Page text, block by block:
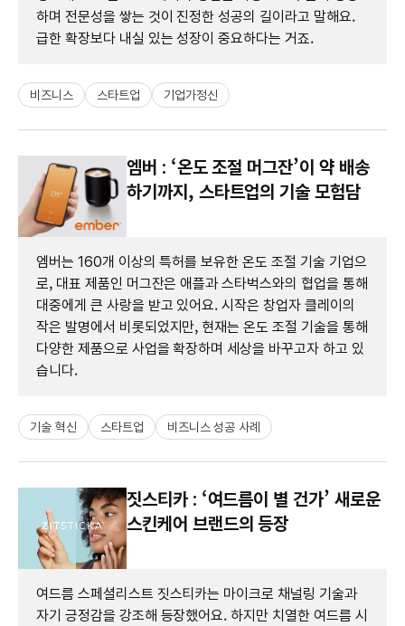
하며 전문성을 쌓는 것이 진정한 성공의 길이라고 말해요.
급한 확장보다 내실 있는 성장이 중요하다는 거죠.
비즈니스 스타트업 기업가정신
엠버 : ‘온도 조절 머그잔’이 약 배송
하기까지, 스타트업의 기술 모험담
엠버는 160개 이상의 특허를 보유한 온도 조절 기술 기업으
로, 대표 제품인 머그잔은 애플과 스타벅스와의 협업을 통해
대중에게 큰 사랑을 받고 있어요. 시작은 창업자 클레이의
작은 발명에서 비롯되었지만, 현재는 온도 조절 기술을 통해
다양한 제품으로 사업을 확장하며 세상을 바꾸고자 하고 있
습니다.
기술 혁신 스타트업 비즈니스 성공 사례
짓스티카 : ‘여드름이 별 건가’ 새로운
스킨케어 브랜드의 등장
여드름 스페셜리스트 짓스티카는 마이크로 채널링 기술과
자기 긍정감을 강조해 등장했어요. 하지만 치열한 여드름 시